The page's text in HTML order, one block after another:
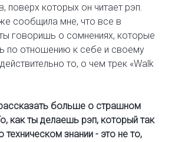
поверх которых он читает рэп.
сообщила мне, что все в
говоришь о сомнениях, которые
по отношению к себе и своему
то, о чем трек «Walk
больше о страшном
как ты делаешь рэп, который так
техническом знании - это не то,